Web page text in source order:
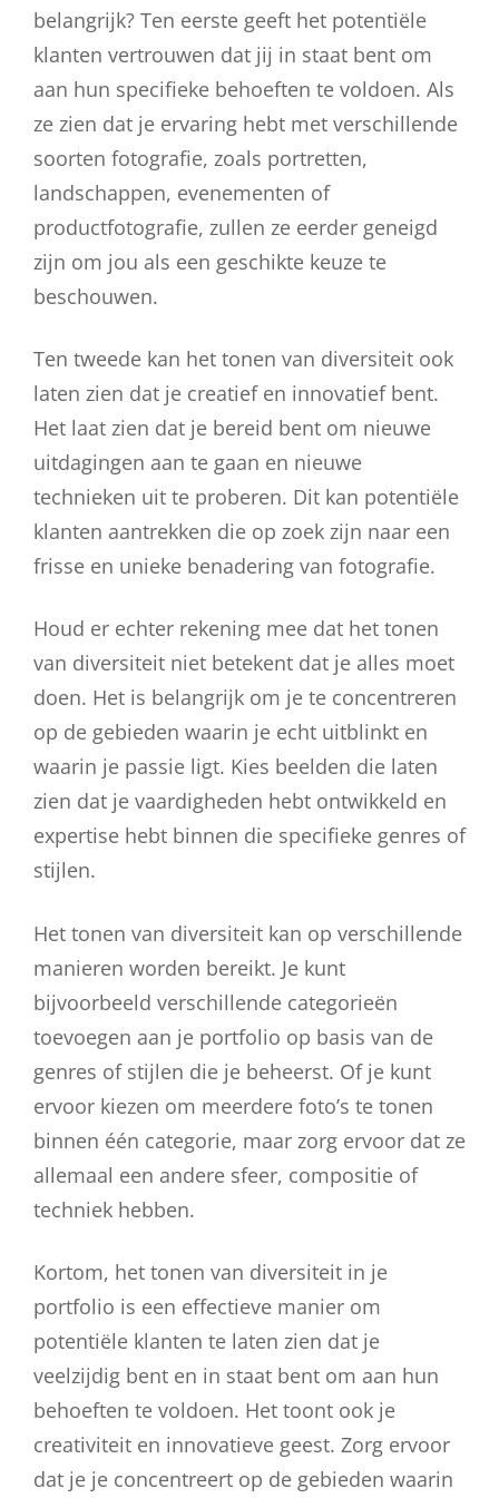
belangrijk? Ten eerste geeft het potentiële
klanten vertrouwen dat jij in staat bent om
aan hun specifieke behoeften te voldoen. Als
ze zien dat je ervaring hebt met verschillende
soorten fotografie, zoals portretten,
landschappen, evenementen of
productfotografie, zullen ze eerder geneigd
zijn om jou als een geschikte keuze te
beschouwen.
Ten tweede kan het tonen van diversiteit ook
laten zien dat je creatief en innovatief bent.
Het laat zien dat je bereid bent om nieuwe
uitdagingen aan te gaan en nieuwe
technieken uit te proberen. Dit kan potentiële
klanten aantrekken die op zoek zijn naar een
frisse en unieke benadering van fotografie.
Houd er echter rekening mee dat het tonen
van diversiteit niet betekent dat je alles moet
doen. Het is belangrijk om je te concentreren
op de gebieden waarin je echt uitblinkt en
waarin je passie ligt. Kies beelden die laten
zien dat je vaardigheden hebt ontwikkeld en
expertise hebt binnen die specifieke genres of
stijlen.
Het tonen van diversiteit kan op verschillende
manieren worden bereikt. Je kunt
bijvoorbeeld verschillende categorieën
toevoegen aan je portfolio op basis van de
genres of stijlen die je beheerst. Of je kunt
ervoor kiezen om meerdere foto’s te tonen
binnen één categorie, maar zorg ervoor dat ze
allemaal een andere sfeer, compositie of
techniek hebben.
Kortom, het tonen van diversiteit in je
portfolio is een effectieve manier om
potentiële klanten te laten zien dat je
veelzijdig bent en in staat bent om aan hun
behoeften te voldoen. Het toont ook je
creativiteit en innovatieve geest. Zorg ervoor
dat je je concentreert op de gebieden waarin